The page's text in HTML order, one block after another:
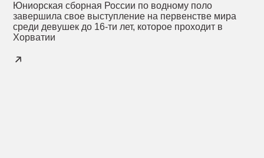
Юниорская сборная России по водному поло
завершила свое выступление на первенстве мира
среди девушек до 16-ти лет, которое проходит в
Хорватии